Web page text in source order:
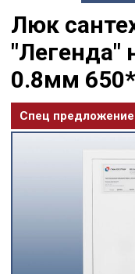
Люк
0.8мм
Спец предложение